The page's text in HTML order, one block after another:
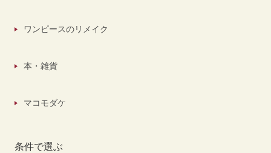
ワンピースのリメイク
本・雑貨
マコモダケ
条件で選ぶ